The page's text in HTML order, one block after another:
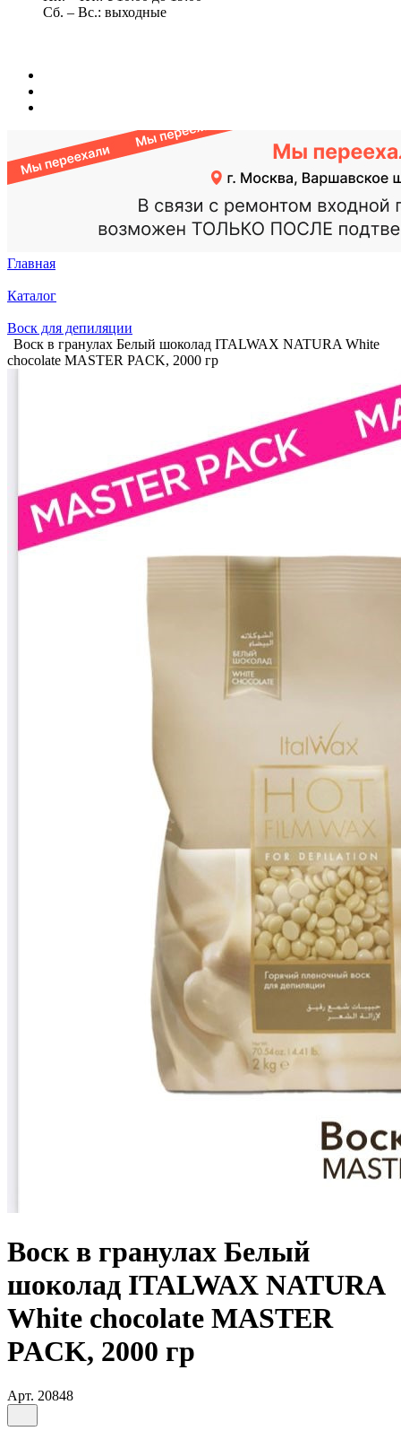
Сб. – Вс.: выходные
Главная
Каталог
Воск для депиляции
Воск в гранулах Белый шоколад ITALWAX NATURA White
chocolate MASTER PACK, 2000 гр
Воск в гранулах Белый
шоколад ITALWAX NATURA
White chocolate MASTER
PACK, 2000 гр
Арт. 20848